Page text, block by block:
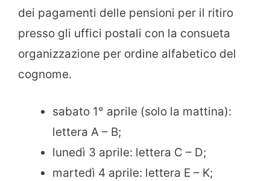
dei pagamenti delle pensioni per il ritiro
presso gli uffici postali con la consueta
organizzazione per ordine alfabetico del
cognome.
sabato 1° aprile (solo la mattina):
lettera A – B;
lunedì 3 aprile: lettera C – D;
martedì 4 aprile: lettera E – K;